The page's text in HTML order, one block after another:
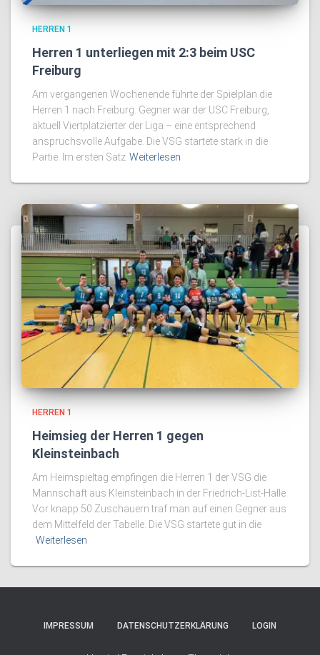
HERREN 1
Herren 1 unterliegen mit 2:3 beim USC
Freiburg
Am vergangenen Wochenende führte der Spielplan die
Herren 1 nach Freiburg. Gegner war der USC Freiburg,
aktuell Viertplatzierter der Liga – eine entsprechend
anspruchsvolle Aufgabe. Die VSG startete stark in die
Partie. Im ersten Satz Weiterlesen
HERREN 1
Heimsieg der Herren 1 gegen
Kleinsteinbach
Am Heimspieltag empfingen die Herren 1 der VSG die
Mannschaft aus Kleinsteinbach in der Friedrich-List-Halle.
Vor knapp 50 Zuschauern traf man auf einen Gegner aus
dem Mittelfeld der Tabelle. Die VSG startete gut in die
Weiterlesen
IMPRESSUM DATENSCHUTZERKLÄRUNG LOGIN